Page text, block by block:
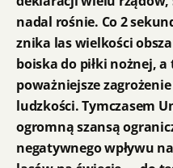
nadal rośnie. Co 2
znika las wielkości
boiska do piłki nożnej,
poważniejsze
ludzkości. Tymczasem
ogromną szansą
negatywnego wpływu